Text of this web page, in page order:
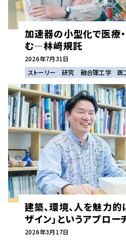
加速器の小型化で医療
む―林﨑規託
2026年7月31日
ストーリー
研究 融合理工学 医
建築、環境、人を魅力的
ザイン」というアプロ
2026年3月17日